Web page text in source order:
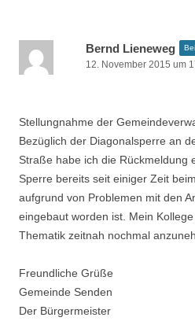
t
o
n
Bernd Lieneweg
12. November 2015 um
Stellungnahme der
Bezüglich der Diagonalsperre an
Straße habe ich die Rückmeldung
Sperre bereits seit einiger Zeit
aufgrund von Problemen mit den
eingebaut worden ist. Mein
Thematik zeitnah nochmal
Freundliche Grüße
Gemeinde Senden
Der Bürgermeister